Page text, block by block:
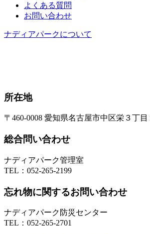
よくある質問
お問い合わせ
ナディアパークについて
所在地
〒460-0008 愛知県名古屋市中区栄３丁目
総合問い合わせ
ナディアパーク管理室
TEL： 052-265-2199
忘れ物に関するお問い合わせ
ナディアパーク防災センター
TEL： 052-265-2701